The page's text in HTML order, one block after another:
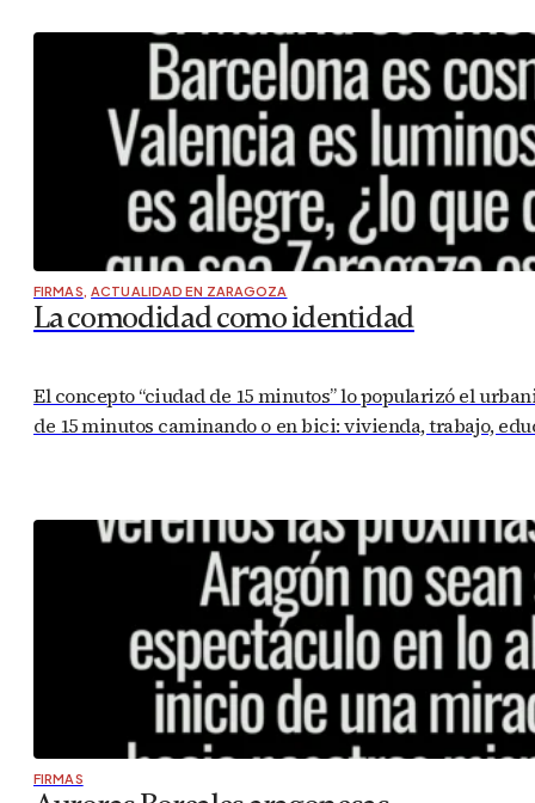
FIRMAS, ACTUALIDAD EN ZARAGOZA
La comodidad como identidad
El concepto “ciudad de 15 minutos” lo popularizó el
de 15 minutos caminando o en bici: vivienda, trabajo,
FIRMAS